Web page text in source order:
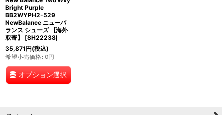
Bright Purple
BB2WYPH2-529
NewBalance ニューバ
ランス シューズ 【海外
取寄】
[SH22238]
35,871円(税込)
希望小売価格: 0円
オプション選択